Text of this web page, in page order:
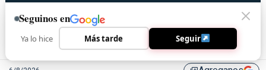
Seguinos en
Ya lo hice Más tarde Seguir